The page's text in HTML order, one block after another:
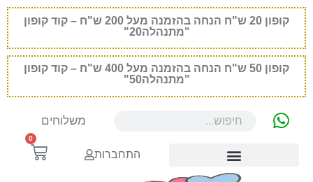
קופון 20
ש"ח הנחה בהזמנה מעל 200 ש"ח – קוד קופון
"מתנהלה20"
קופון 50
ש"ח הנחה בהזמנה מעל 400 ש"ח – קוד קופון
"מתנהלה50"
משלוחים
התחברות
0